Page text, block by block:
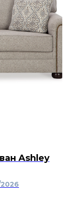
Ashley